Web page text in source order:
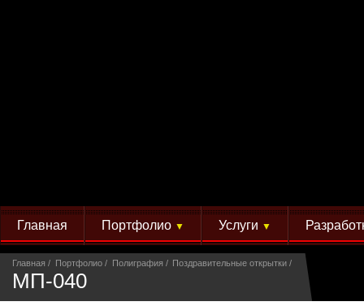
Главная Портфолио ▼ Услуги ▼
Главная Портфолио Полиграфия Поздравительные открытки
МП-040